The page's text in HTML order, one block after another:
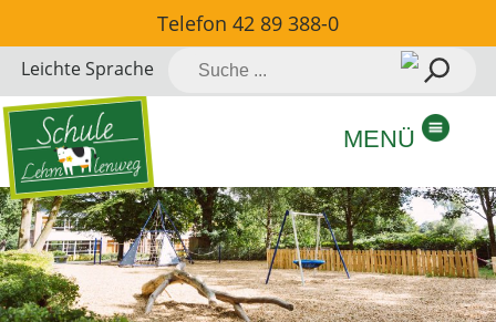
zum
Inhalt
springen
Telefon 42 89 388-0
Leichte Sprache
Suche
MENÜ